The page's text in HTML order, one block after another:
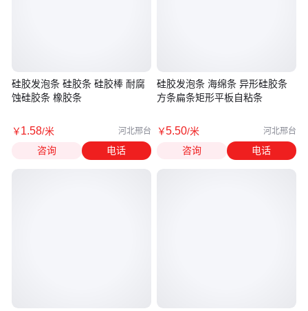
硅胶发泡条 硅胶条 硅胶棒 耐腐
蚀硅胶条 橡胶条
￥1.58/米 河北邢台
咨询 电话
硅胶发泡条 海绵条 异形硅胶条
方条扁条矩形平板自粘条
￥5.50/米 河北邢台
咨询 电话